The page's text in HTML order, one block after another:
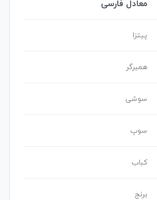
معادل فارسی
پیتزا
همبرگر
سوشی
سوپ
کباب
برنج